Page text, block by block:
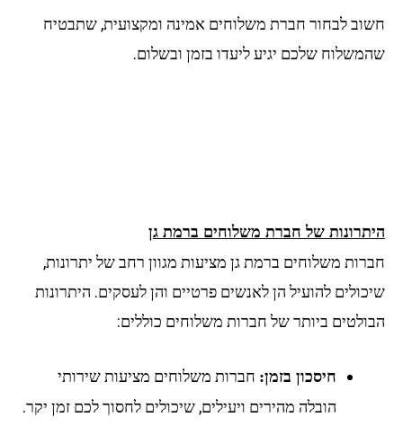
לבחור חברת משלוחים אמינה ומקצועית, שתבטיח
שלכם יגיע ליעדו בזמן ובשלום.
של חברת משלוחים ברמת גן
משלוחים ברמת גן מציעות מגוון רחב של יתרונות,
להועיל הן לאנשים פרטיים והן לעסקים. היתרונות
ביותר של חברות משלוחים כוללים:
חיסכון בזמן: חברות משלוחים מציעות שירותי
הובלה מהירים ויעילים, שיכולים לחסוך לכם זמן יקר.